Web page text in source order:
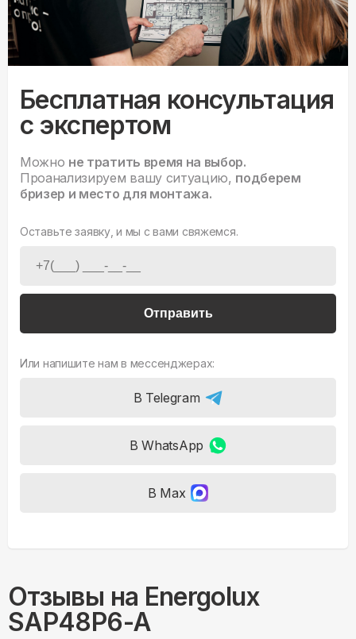
Бесплатная консультация
с экспертом
Можно не тратить время на выбор.
Проанализируем вашу ситуацию, подберем
бризер и место для монтажа.
Оставьте заявку, и мы с вами свяжемся.
Отправить
Или напишите нам в мессенджерах:
В Telegram
В WhatsApp
В Max
Отзывы на Energolux
SAP48P6-A